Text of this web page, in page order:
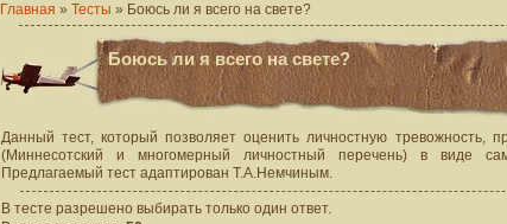
Главная » Тесты » Боюсь ли я всего на свете?
Боюсь ли я всего на свете?
Данный тест, который позволяет оценить личностную тревожность,
(Миннесотский и многомерный личностный перечень) в виде
Предлагаемый тест адаптирован Т.А.Немчиным.
В тесте разрешено выбирать только один ответ.